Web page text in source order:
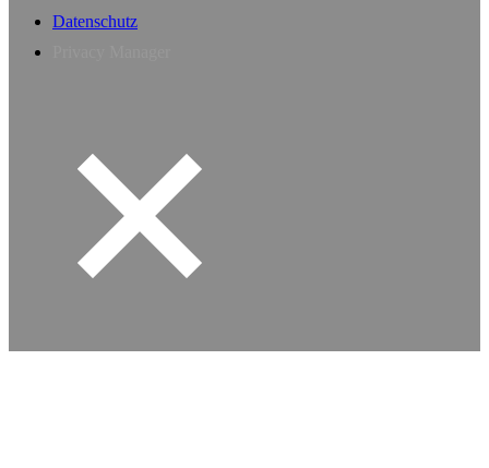
Datenschutz